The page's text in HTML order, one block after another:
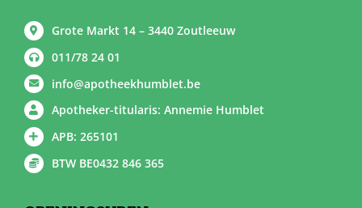
Grote Markt 14 – 3440 Zoutleeuw
011/78 24 01
info@apotheekhumblet.be
Apotheker-titularis: Annemie Humblet
APB: 265101
BTW BE0432 846 365